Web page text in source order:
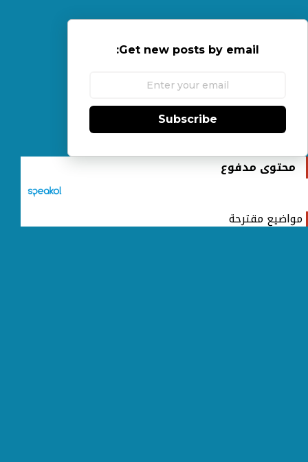
Get new posts by email:
Subscribe
محتوى مدفوع
مواضيع مقترحة